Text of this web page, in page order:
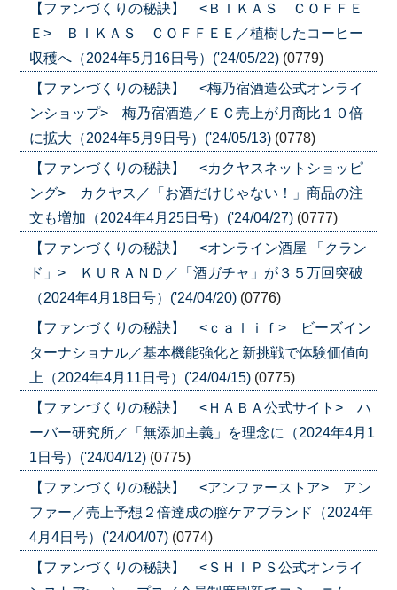
【ファンづくりの秘訣】 <ＢＩＫＡＳ ＣＯＦＦＥ
Ｅ> ＢＩＫＡＳ ＣＯＦＦＥＥ／植樹したコーヒー
収穫へ（2024年5月16日号）('24/05/22) (0779)
【ファンづくりの秘訣】 <梅乃宿酒造公式オンライ
ンショップ> 梅乃宿酒造／ＥＣ売上が月商比１０倍
に拡大（2024年5月9日号）('24/05/13) (0778)
【ファンづくりの秘訣】 <カクヤスネットショッピ
ング> カクヤス／「お酒だけじゃない！」商品の注
文も増加（2024年4月25日号）('24/04/27) (0777)
【ファンづくりの秘訣】 <オンライン酒屋 「クラン
ド」> ＫＵＲＡＮＤ／「酒ガチャ」が３５万回突破
（2024年4月18日号）('24/04/20) (0776)
【ファンづくりの秘訣】 <ｃａｌｉｆ> ビーズイン
ターナショナル／基本機能強化と新挑戦で体験価値向
上（2024年4月11日号）('24/04/15) (0775)
【ファンづくりの秘訣】 <ＨＡＢＡ公式サイト> ハ
ーバー研究所／「無添加主義」を理念に（2024年4月1
1日号）('24/04/12) (0775)
【ファンづくりの秘訣】 <アンファーストア> アン
ファー／売上予想２倍達成の膣ケアブランド（2024年
4月4日号）('24/04/07) (0774)
【ファンづくりの秘訣】 <ＳＨＩＰＳ公式オンライ